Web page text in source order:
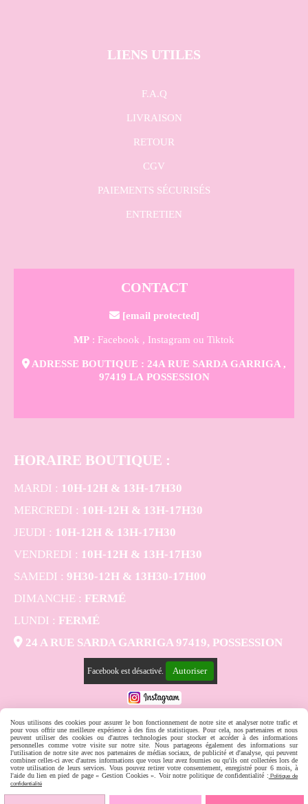
LIENS UTILES
F.A.Q
LIVRAISON
RETOUR
CGV
PAIEMENTS SÉCURISÉS
ENTRETIEN
CONTACT
 [email protected]
MP : Facebook , Instagram ou Tiktok
 ADRESSE BOUTIQUE : 24A RUE SARDA GARRIGA ,
97419 LA POSSESSION
HORAIRE BOUTIQUE :
MARDI : 10H-12H & 13H-17H30
MERCREDI : 10H-12H & 13H-17H30
JEUDI : 10H-12H & 13H-17H30
VENDREDI : 10H-12H & 13H-17H30
SAMEDI : 9H30-12H & 13H30-17H00
DIMANCHE : FERMÉ
LUNDI : FERMÉ
 24 A RUE SARDA GARRIGA 97419, POSSESSION
Facebook est désactivé. Autoriser
MENTIONS LÉGALES CONDITIONS GÉNÉRALES DE VENTE SE RÉTRACTER POLITIQUE DE CONFIDENTIALITÉ GESTION COOKIES MON COMPTE
CRÉER UN SITE INTERNET
Nous utilisons des cookies pour assurer le bon fonctionnement de notre site et analyser notre trafic et
pour vous offrir une meilleure expérience à des fins de statistiques. Pour cela, nos partenaires et nous
peuvent utiliser des cookies ou d'autres technologies pour stocker et accéder à des informations
personnelles comme votre visite sur notre site. Nous partageons également des informations sur
l'utilisation de notre site avec nos partenaires de médias sociaux, de publicité et d'analyse, qui peuvent
combiner celles-ci avec d'autres informations que vous leur avez fournies ou qu'ils ont collectées lors de
votre utilisation de leurs services. Vous pouvez retirer votre consentement, enregistré pour 6 mois, à
l'aide du lien en pied de page « Gestion Cookies ». Voir notre politique de confidentialité : Politique de
confidentialité